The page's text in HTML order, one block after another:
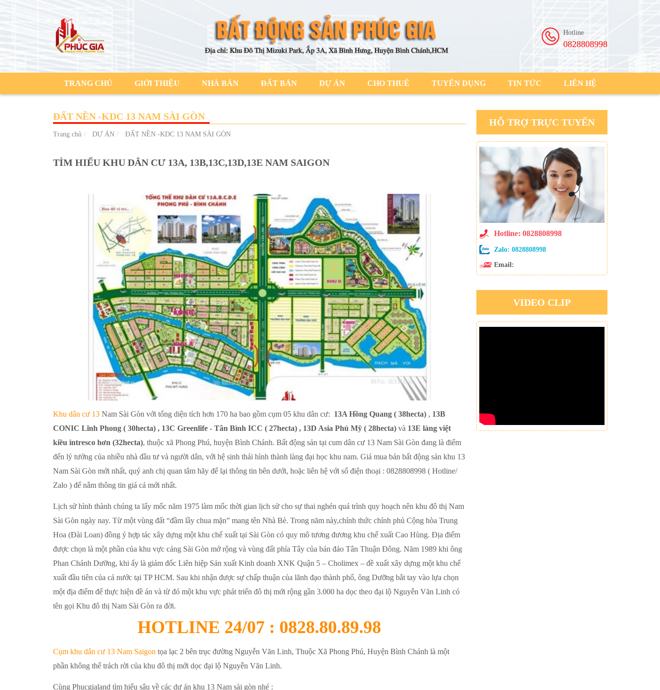
Hotline
0828808998
TRANG CHỦ GIỚI THIỆU NHÀ BÁN ĐẤT BÁN DỰ ÁN CHO THUÊ TUYỂN DỤNG TIN TỨC LIÊN HỆ
ĐẤT NỀN -KDC 13 NAM SÀI GÒN
Trang chủ DỰ ÁN ĐẤT NỀN -KDC 13 NAM SÀI GÒN
TÌM HIỂU KHU DÂN CƯ 13A, 13B,13C,13D,13E NAM SAIGON
Khu dân cư 13 Nam Sài Gòn với tổng diện tích hơn 170 ha bao gồm cụm 05 khu dân cư: 13A Hồng Quang ( 38hecta) , 13B
CONIC Lĩnh Phong ( 30hecta) , 13C Greenlife - Tân Bình ICC ( 27hecta) , 13D Asia Phú Mỹ ( 28hecta)và 13E làng việt
kiều intresco hơn (32hecta), thuộc xã Phong Phú, huyện Bình Chánh. Bất động sản tại cum dân cư 13 Nam Sài Gòn đang là điểm
đến lý tưởng của nhiều nhà đầu tư và người dân, với hệ sinh thái hình thành làng đại học khu nam. Giá mua bán bất động sản khu 13
Nam Sài Gòn mới nhất, quý anh chị quan tâm hãy để lại thông tin bên dưới, hoặc liên hệ với số điện thoại : 0828808998 ( Hotline/
Zalo ) để nắm thông tin giá cả mới nhất.
Lịch sử hình thành chúng ta lấy mốc năm 1975 làm mốc thời gian lịch sử cho sự thai nghén quá trình quy hoạch nên khu đô thị Nam
Sài Gòn ngày nay. Từ một vùng đất “đầm lầy chua mặn” mang tên Nhà Bè. Trong năm này,chính thức chính phủ Cộng hòa Trung
Hoa (Đài Loan) đồng ý hợp tác xây dựng một khu chế xuất tại Sài Gòn có quy mô tương đương khu chế xuất Cao Hùng. Địa điểm
được chọn là một phần của khu vực cảng Sài Gòn mở rộng và vùng đất phía Tây của bán đảo Tân Thuận Đông. Năm 1989 khi ông
Phan Chánh Dưỡng, khi ấy là giám đốc Liên hiệp Sản xuất Kinh doanh XNK Quận 5 – Cholimex – đề xuất xây dựng một khu chế
xuất đầu tiên của cả nước tại TP HCM. Sau khi nhận được sự chấp thuận của lãnh đạo thành phố, ông Dưỡng bắt tay vào lựa chọn
một địa điểm để thực hiện đề án và từ đó một khu vực phát triển đô thị mới rộng gần 3.000 ha dọc theo đại lộ Nguyễn Văn Linh có
tên gọi Khu đô thị Nam Sài Gòn ra đời.
HOTLINE 24/07 : 0828.80.89.98
Cụm khu dân cư 13 Nam Saigon tọa lạc 2 bên trục đường Nguyễn Văn Linh, Thuộc Xã Phong Phú, Huyện Bình Chánh là một
phần không thể trách rời của khu đô thị mới dọc đại lộ Nguyễn Văn Linh.
Cùng Phucgialand tìm hiểu sâu về các dự án khu 13 Nam sài gòn nhé :
HỖ TRỢ TRỰC TUYẾN
Hotline: 0828808998
Zalo: 0828808998
Email:
VIDEO CLIP